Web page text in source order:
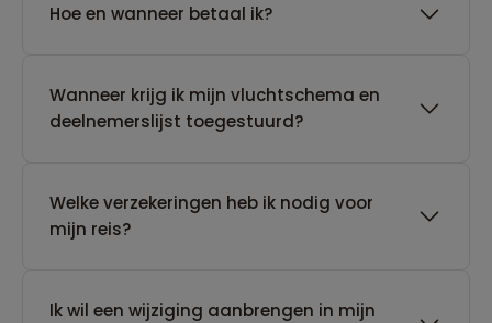
Hoe en wanneer betaal ik?
Wanneer krijg ik mijn vluchtschema en
deelnemerslijst toegestuurd?
Welke verzekeringen heb ik nodig voor
mijn reis?
Ik wil een wijziging aanbrengen in mijn